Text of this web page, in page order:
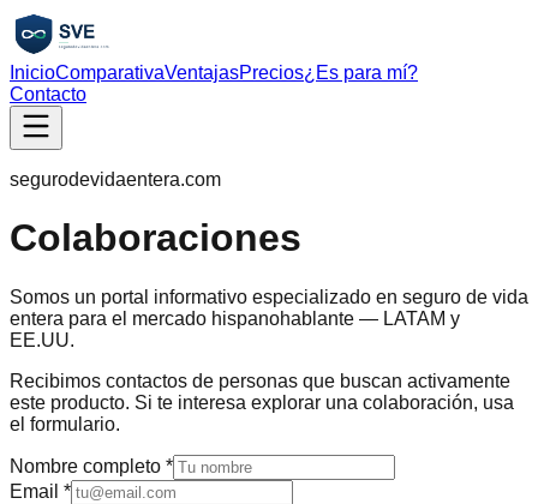
InicioComparativaVentajasPrecios¿Es para mí?
Contacto
segurodevidaentera.com
Colaboraciones
Somos un portal informativo especializado en seguro de vida
entera para el mercado hispanohablante — LATAM y
EE.UU.
Recibimos contactos de personas que buscan activamente
este producto. Si te interesa explorar una colaboración, usa
el formulario.
Nombre completo *
Email *